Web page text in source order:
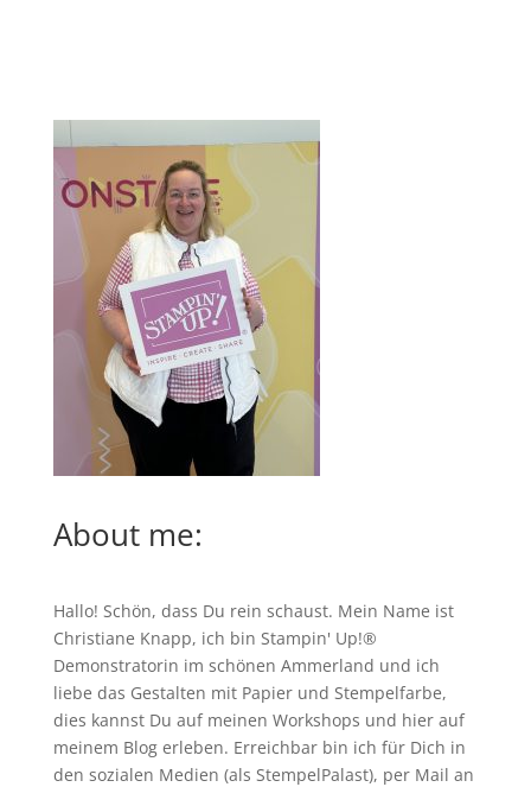
About me:
Hallo! Schön, dass Du rein schaust. Mein Name ist
Christiane Knapp, ich bin Stampin' Up!®
Demonstratorin im schönen Ammerland und ich
liebe das Gestalten mit Papier und Stempelfarbe,
dies kannst Du auf meinen Workshops und hier auf
meinem Blog erleben. Erreichbar bin ich für Dich in
den sozialen Medien (als StempelPalast), per Mail an